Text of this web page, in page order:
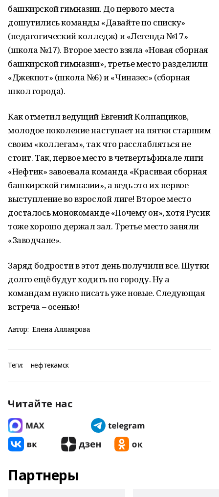
башкирской гимназии. До первого места
дошутились команды «Давайте по списку»
(педагогический колледж) и «Легенда №17»
(школа №17). Второе место взяла «Новая сборная
башкирской гимназии», третье место разделили
«Джекпот» (школа №6) и «Чиназес» (сборная
школ города).
Как отметил ведущий Евгений Колпащиков,
молодое поколение наступает на пятки старшим
своим «коллегам», так что расслабляться не
стоит. Так, первое место в четвертьфинале лиги
«Нефтик» завоевала команда «Красивая сборная
башкирской гимназии», а ведь это их первое
выступление во взрослой лиге! Второе место
досталось монокоманде «Почему он», хотя Русик
тоже хорошо держал зал. Третье место заняли
«Заводчане».
Заряд бодрости в этот день получили все. Шутки
долго ещё будут ходить по городу. Ну а
командам нужно писать уже новые. Следующая
встреча – осенью!
Автор: Елена Аллаярова
Теги: нефтекамск
Читайте нас
Партнеры